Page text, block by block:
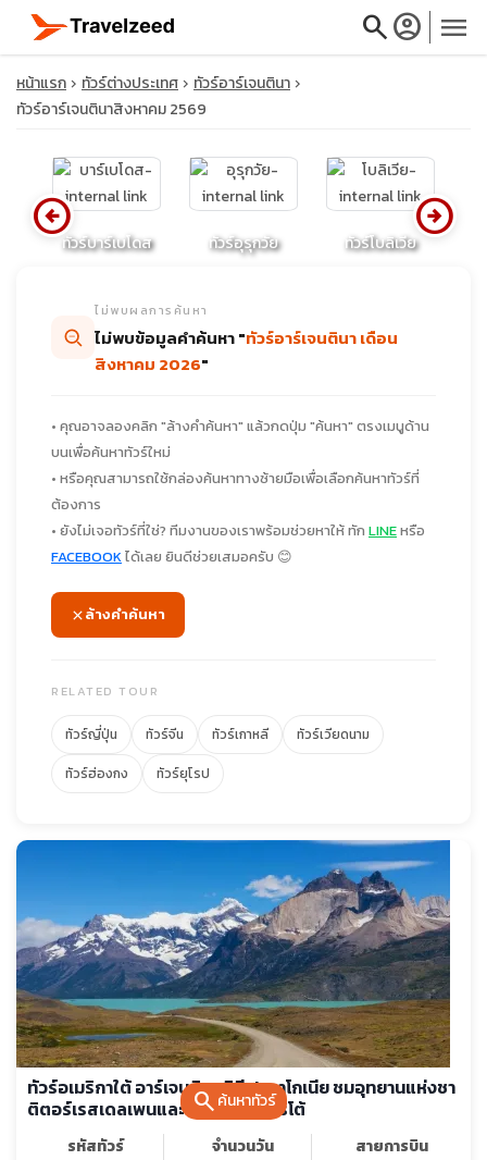
searchaccount_circle menu
close
หน้าแรก ทัวร์ต่างประเทศ
ทัวร์อาร์เจนตินา
ทัวร์อาร์เจนตินาสิงหาคม 2569
ทัวร์บาร์เบโดส ทัวร์อุรุกวัย ทัวร์โบลิเวีย
arrow_circle_left arrow_circle_right
searchค้นหาทัวร์
ไม่พบผลการค้นหา
ไม่พบข้อมูลคำค้นหา "ทัวร์อาร์เจนตินา เดือน
สิงหาคม 2026"
• คุณอาจลองคลิก "ล้างคำค้นหา" แล้วกดปุ่ม "ค้นหา" ตรงเมนูด้าน
บนเพื่อค้นหาทัวร์ใหม่
• หรือคุณสามารถใช้กล่องค้นหาทางซ้ายมือเพื่อเลือกค้นหาทัวร์ที่
ต้องการ
• ยังไม่เจอทัวร์ที่ใช่? ทีมงานของเราพร้อมช่วยหาให้ ทัก LINEหรือ
FACEBOOKได้เลย ยินดีช่วยเสมอครับ 😊
ล้างคำค้นหา
RELATED TOUR
ทัวร์ญี่ปุ่น ทัวร์จีน ทัวร์เกาหลี
ทัวร์เวียดนาม
ทัวร์ฮ่องกง
ทัวร์ยุโรป
ทัวร์อเมริกาใต้ อาร์เจนตินา ชิลี ปาตาโกเนีย ชมอุทยานแห่งชา
ติตอร์เรสเดลเพนและธารน้ำแข็งเปริโต้
รหัสทัวร์
จำนวนวัน
สายการบิน